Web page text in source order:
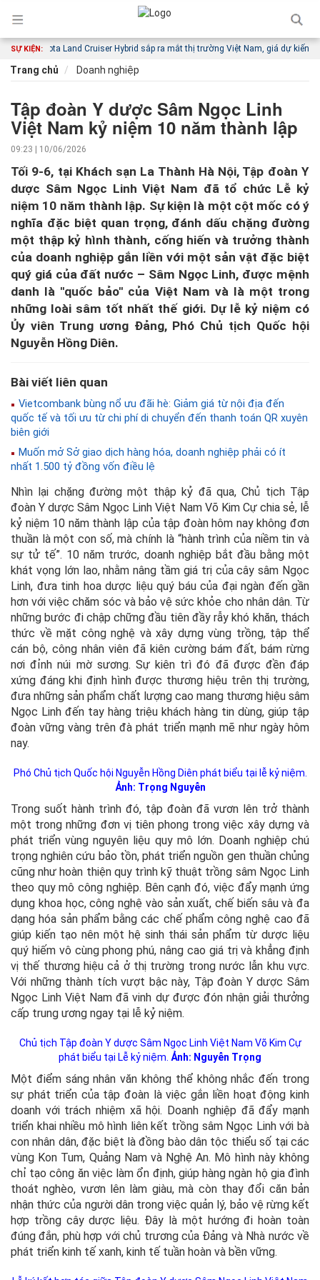
SỰ KIỆN:
Toyota Land Cruiser Hybrid sắp ra mắt thị trường Việt Nam, giá dự kiến từ 4,6
Trang chủ Doanh nghiệp
Tập đoàn Y dược Sâm Ngọc Linh
Việt Nam kỷ niệm 10 năm thành lập
09:23 | 10/06/2026
Tối 9-6, tại Khách sạn La Thành Hà Nội, Tập đoàn Y
dược Sâm Ngọc Linh Việt Nam đã tổ chức Lễ kỷ
niệm 10 năm thành lập. Sự kiện là một cột mốc có ý
nghĩa đặc biệt quan trọng, đánh dấu chặng đường
một thập kỷ hình thành, cống hiến và trưởng thành
của doanh nghiệp gắn liền với một sản vật đặc biệt
quý giá của đất nước – Sâm Ngọc Linh, được mệnh
danh là ''quốc bảo'' của Việt Nam và là một trong
những loài sâm tốt nhất thế giới. Dự lễ kỷ niệm có
Ủy viên Trung ương Đảng, Phó Chủ tịch Quốc hội
Nguyễn Hồng Diên.
Bài viết liên quan
Vietcombank bùng nổ ưu đãi hè: Giảm giá từ nội địa đến
quốc tế và tối ưu từ chi phí di chuyển đến thanh toán QR xuyên
biên giới
Muốn mở Sở giao dịch hàng hóa, doanh nghiệp phải có ít
nhất 1.500 tỷ đồng vốn điều lệ
Nhìn lại chặng đường một thập kỷ đã qua, Chủ tịch Tập
đoàn Y dược Sâm Ngọc Linh Việt Nam Võ Kim Cự chia sẻ, lễ
kỷ niệm 10 năm thành lập của tập đoàn hôm nay không đơn
thuần là một con số, mà chính là “hành trình của niềm tin và
sự tử tế”. 10 năm trước, doanh nghiệp bắt đầu bằng một
khát vọng lớn lao, nhằm nâng tầm giá trị của cây sâm Ngọc
Linh, đưa tinh hoa dược liệu quý báu của đại ngàn đến gần
hơn với việc chăm sóc và bảo vệ sức khỏe cho nhân dân. Từ
những bước đi chập chững đầu tiên đầy rẫy khó khăn, thách
thức về mặt công nghệ và xây dựng vùng trồng, tập thể
cán bộ, công nhân viên đã kiên cường bám đất, bám rừng
nơi đỉnh núi mờ sương. Sự kiên trì đó đã được đền đáp
xứng đáng khi định hình được thương hiệu trên thị trường,
đưa những sản phẩm chất lượng cao mang thương hiệu sâm
Ngọc Linh đến tay hàng triệu khách hàng tin dùng, giúp tập
đoàn vững vàng trên đà phát triển mạnh mẽ như ngày hôm
nay.
Phó Chủ tịch Quốc hội Nguyễn Hồng Diên phát biểu tại lễ kỷ niệm.
Ảnh: Trọng Nguyễn
Trong suốt hành trình đó, tập đoàn đã vươn lên trở thành
một trong những đơn vị tiên phong trong việc xây dựng và
phát triển vùng nguyên liệu quy mô lớn. Doanh nghiệp chú
trọng nghiên cứu bảo tồn, phát triển nguồn gen thuần chủng
cũng như hoàn thiện quy trình kỹ thuật trồng sâm Ngọc Linh
theo quy mô công nghiệp. Bên cạnh đó, việc đẩy mạnh ứng
dụng khoa học, công nghệ vào sản xuất, chế biến sâu và đa
dạng hóa sản phẩm bằng các chế phẩm công nghệ cao đã
giúp kiến tạo nên một hệ sinh thái sản phẩm từ dược liệu
quý hiếm vô cùng phong phú, nâng cao giá trị và khẳng định
vị thế thương hiệu cả ở thị trường trong nước lẫn khu vực.
Với những thành tích vượt bậc này, Tập đoàn Y dược Sâm
Ngọc Linh Việt Nam đã vinh dự được đón nhận giải thưởng
cấp trung ương ngay tại lễ kỷ niệm.
Chủ tịch Tập đoàn Y dược Sâm Ngọc Linh Việt Nam Võ Kim Cự
phát biểu tại Lễ kỷ niệm. Ảnh: Nguyễn Trọng
Một điểm sáng nhân văn không thể không nhắc đến trong
sự phát triển của tập đoàn là việc gắn liền hoạt động kinh
doanh với trách nhiệm xã hội. Doanh nghiệp đã đẩy mạnh
triển khai nhiều mô hình liên kết trồng sâm Ngọc Linh với bà
con nhân dân, đặc biệt là đồng bào dân tộc thiểu số tại các
vùng Kon Tum, Quảng Nam và Nghệ An. Mô hình này không
chỉ tạo công ăn việc làm ổn định, giúp hàng ngàn hộ gia đình
thoát nghèo, vươn lên làm giàu, mà còn thay đổi căn bản
nhận thức của người dân trong việc quản lý, bảo vệ rừng kết
hợp trồng cây dược liệu. Đây là một hướng đi hoàn toàn
đúng đắn, phù hợp với chủ trương của Đảng và Nhà nước về
phát triển kinh tế xanh, kinh tế tuần hoàn và bền vững.